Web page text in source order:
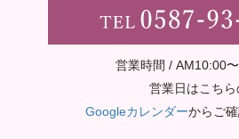
営業時間 / AM10:00
営業日はこちら
Googleカレンダーからご確